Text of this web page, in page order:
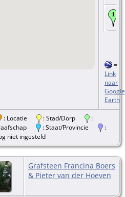
=
Link
naar
Google
Earth
: Locatie : Stad/Dorp
:
: Staat/Provincie
:
niet ingesteld
Grafsteen Francina Boers
& Pieter van der Hoeven